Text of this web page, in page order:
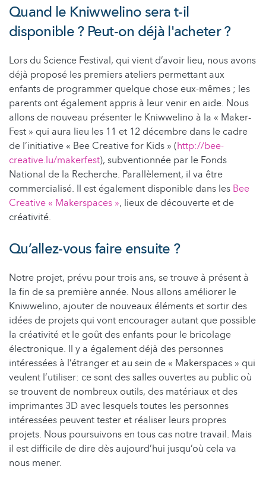
Quand le Kniwwelino sera t-il
disponible ? Peut-on déjà l'acheter ?
Lors du Science Festival, qui vient d’avoir lieu, nous avons
déjà proposé les premiers ateliers permettant aux
enfants de programmer quelque chose eux-mêmes ; les
parents ont également appris à leur venir en aide. Nous
allons de nouveau présenter le Kniwwelino à la « Maker-
Fest » qui aura lieu les 11 et 12 décembre dans le cadre
de l’initiative « Bee Creative for Kids » (http://bee-
creative.lu/makerfest), subventionnée par le Fonds
National de la Recherche. Parallèlement, il va être
commercialisé. Il est également disponible dans les Bee
Creative « Makerspaces », lieux de découverte et de
créativité.
Qu’allez-vous faire ensuite ?
Notre projet, prévu pour trois ans, se trouve à présent à
la fin de sa première année. Nous allons améliorer le
Kniwwelino, ajouter de nouveaux éléments et sortir des
idées de projets qui vont encourager autant que possible
la créativité et le goût des enfants pour le bricolage
électronique. Il y a également déjà des personnes
intéressées à l’étranger et au sein de « Makerspaces » qui
veulent l’utiliser: ce sont des salles ouvertes au public où
se trouvent de nombreux outils, des matériaux et des
imprimantes 3D avec lesquels toutes les personnes
intéressées peuvent tester et réaliser leurs propres
projets. Nous poursuivons en tous cas notre travail. Mais
il est difficile de dire dès aujourd’hui jusqu’où cela va
nous mener.